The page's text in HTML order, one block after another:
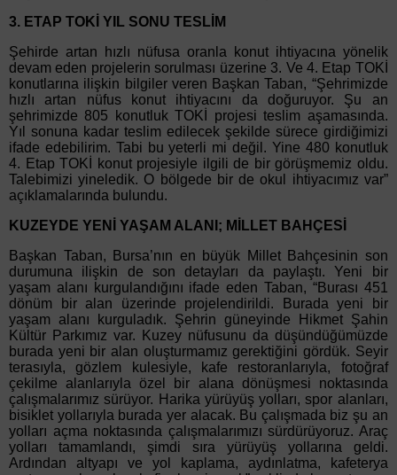
3. ETAP TOKİ YIL SONU TESLİM
Şehirde artan hızlı nüfusa oranla konut ihtiyacına yönelik
devam eden projelerin sorulması üzerine 3. Ve 4. Etap TOKİ
konutlarına ilişkin bilgiler veren Başkan Taban, “Şehrimizde
hızlı artan nüfus konut ihtiyacını da doğuruyor. Şu an
şehrimizde 805 konutluk TOKİ projesi teslim aşamasında.
Yıl sonuna kadar teslim edilecek şekilde sürece girdiğimizi
ifade edebilirim. Tabi bu yeterli mi değil. Yine 480 konutluk
4. Etap TOKİ konut projesiyle ilgili de bir görüşmemiz oldu.
Talebimizi yineledik. O bölgede bir de okul ihtiyacımız var”
açıklamalarında bulundu.
KUZEYDE YENİ YAŞAM ALANI; MİLLET BAHÇESİ
Başkan Taban, Bursa’nın en büyük Millet Bahçesinin son
durumuna ilişkin de son detayları da paylaştı. Yeni bir
yaşam alanı kurgulandığını ifade eden Taban, “Burası 451
dönüm bir alan üzerinde projelendirildi. Burada yeni bir
yaşam alanı kurguladık. Şehrin güneyinde Hikmet Şahin
Kültür Parkımız var. Kuzey nüfusunu da düşündüğümüzde
burada yeni bir alan oluşturmamız gerektiğini gördük. Seyir
terasıyla, gözlem kulesiyle, kafe restoranlarıyla, fotoğraf
çekilme alanlarıyla özel bir alana dönüşmesi noktasında
çalışmalarımız sürüyor. Harika yürüyüş yolları, spor alanları,
bisiklet yollarıyla burada yer alacak. Bu çalışmada biz şu an
yolları açma noktasında çalışmalarımızı sürdürüyoruz. Araç
yolları tamamlandı, şimdi sıra yürüyüş yollarına geldi.
Ardından altyapı ve yol kaplama, aydınlatma, kafeterya